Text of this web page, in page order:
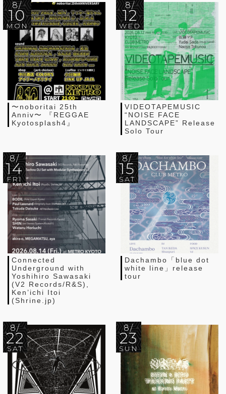
8/
10
MON
〜noboritai 25th
Anniv〜 『REGGAE
Kyotosplash4』
8/
12
WED
VIDEOTAPEMUSIC
“NOISE FACE
LANDSCAPE” Release
Solo Tour
8/
14
FRI
Connected
Underground with
Yoshihiro Sawasaki
(V2 Records/R&S),
Ken’ichi Itoi
(Shrine.jp)
8/
15
SAT
Dachambo「blue dot
white line」release
tour
8/
22
SAT
8/
23
SUN